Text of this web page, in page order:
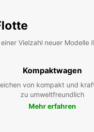
Vielzahl neuer Modelle
Kompaktwagen
von kompakt und
zu umweltfreundlich
Mehr erfahren